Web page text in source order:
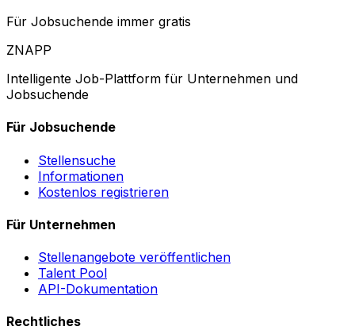
Für Jobsuchende immer gratis
ZNAPP
Intelligente Job-Plattform für Unternehmen und
Jobsuchende
Für Jobsuchende
Stellensuche
Informationen
Kostenlos registrieren
Für Unternehmen
Stellenangebote veröffentlichen
Talent Pool
API-Dokumentation
Rechtliches